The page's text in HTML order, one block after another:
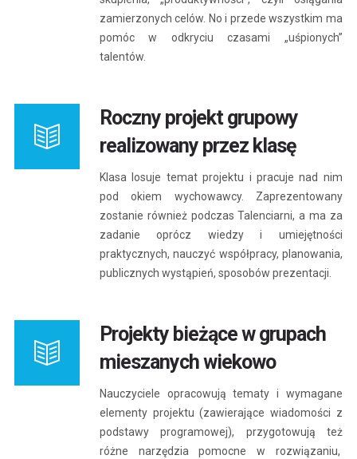
zamierzonych celów. No i przede wszystkim ma
pomóc w odkryciu czasami „uśpionych”
talentów.
Roczny projekt grupowy
realizowany przez klasę
Klasa losuje temat projektu i pracuje nad nim
pod okiem wychowawcy. Zaprezentowany
zostanie również podczas Talenciarni, a ma za
zadanie oprócz wiedzy i umiejętności
praktycznych, nauczyć współpracy, planowania,
publicznych wystąpień, sposobów prezentacji.
Projekty bieżące w grupach
mieszanych wiekowo
Nauczyciele opracowują tematy i wymagane
elementy projektu (zawierające wiadomości z
podstawy programowej), przygotowują też
różne narzędzia pomocne w rozwiązaniu,